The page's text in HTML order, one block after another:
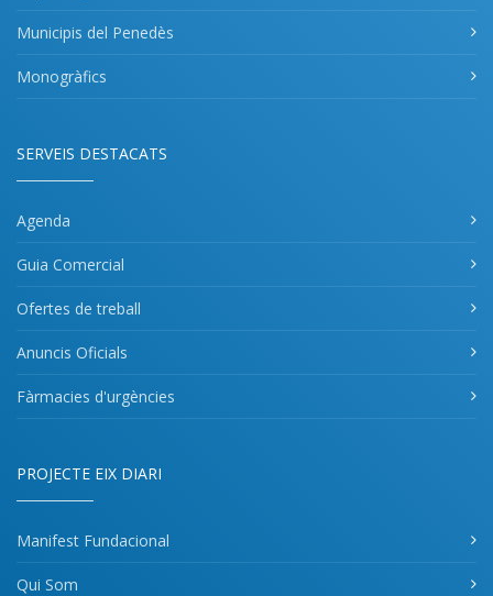
Municipis del Penedès
Monogràfics
SERVEIS DESTACATS
Agenda
Guia Comercial
Ofertes de treball
Anuncis Oficials
Fàrmacies d'urgències
PROJECTE EIX DIARI
Manifest Fundacional
Qui Som